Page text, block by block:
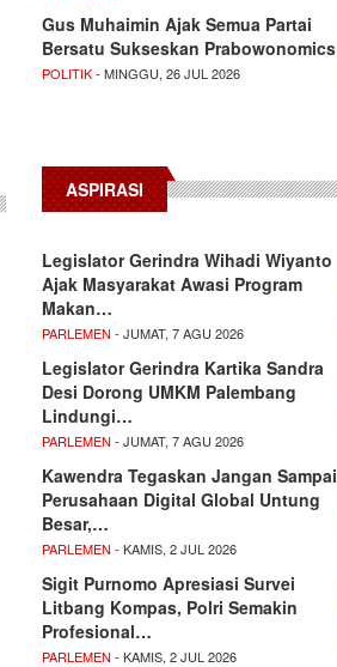
Gus Muhaimin Ajak Semua Partai
Bersatu Sukseskan Prabowonomics
POLITIK- MINGGU, 26 JUL 2026
ASPIRASI
Legislator Gerindra Wihadi Wiyanto
Ajak Masyarakat Awasi Program
Makan…
PARLEMEN - JUMAT, 7 AGU 2026
Legislator Gerindra Kartika Sandra
Desi Dorong UMKM Palembang
Lindungi…
PARLEMEN - JUMAT, 7 AGU 2026
Kawendra Tegaskan Jangan Sampai
Perusahaan Digital Global Untung
Besar,…
PARLEMEN - KAMIS, 2 JUL 2026
Sigit Purnomo Apresiasi Survei
Litbang Kompas, Polri Semakin
Profesional…
PARLEMEN - KAMIS, 2 JUL 2026